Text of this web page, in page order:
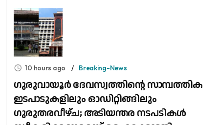
10 hours ago Breaking-News
ഗുരുവായൂർ ദേവസ്വത്തിന്റെ സാമ്പത്തിക
ഇടപാടുകളിലും ഓഡിറ്റിങ്ങിലും ​
ഗുരുതരവീഴ്ച; അടിയന്തര നടപടികൾ